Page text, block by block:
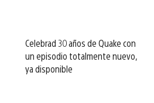
Celebrad 30 años de Quake con
un episodio totalmente nuevo,
ya disponible